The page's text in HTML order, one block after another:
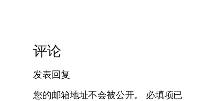
评论
发表回复
您的邮箱地址不会被公开。
必填项已